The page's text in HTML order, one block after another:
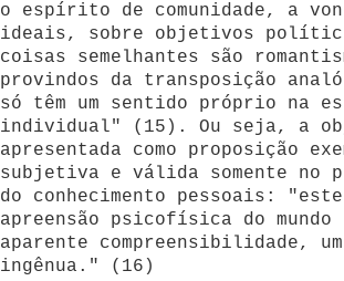
o espírito de comunidade, a
ideais, sobre objetivos
coisas semelhantes são
provindos da transposição
só têm um sentido próprio na
individual" (15). Ou seja, a
apresentada como proposição
subjetiva e válida somente no
do conhecimento pessoais:
apreensão psicofísica do
aparente compreensibilidade,
ingênua." (16)